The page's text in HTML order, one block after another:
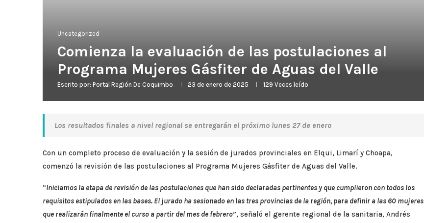
Uncategorized
Comienza la evaluación de las postulaciones al
Programa Mujeres Gásfiter de Aguas del Valle
Escrito por: Portal Región De Coquimbo 23 de enero de 2025 129 Veces leído
Los resultados finales a nivel regional se entregarán el próximo lunes 27 de enero
Con un completo proceso de evaluación y la sesión de jurados provinciales en Elqui, Limarí y Choapa,
comenzó la revisión de las postulaciones al Programa Mujeres Gásfiter de Aguas del Valle.
“Iniciamos la etapa de revisión de las postulaciones que han sido declaradas pertinentes y que cumplieron con todos los
requisitos estipulados en las bases. El jurado ha sesionado en las tres provincias de la región, para definir a las 60 mujeres
que realizarán finalmente el curso a partir del mes de febrero”, señaló el gerente regional de la sanitaria, Andrés